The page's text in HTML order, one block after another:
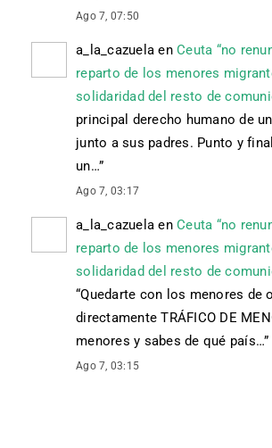
Ago 7, 07:50
a_la_cazuela en Ceuta “no
reparto de los menores
solidaridad del resto de
principal derecho humano de
junto a sus padres. Punto y
un…”
Ago 7, 03:17
a_la_cazuela en Ceuta “no
reparto de los menores
solidaridad del resto de
“Quedarte con los menores de
directamente TRÁFICO DE
menores y sabes de qué país…”
Ago 7, 03:15